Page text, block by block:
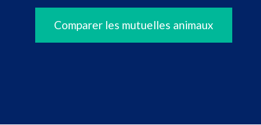
Comparer les mutuelles animaux